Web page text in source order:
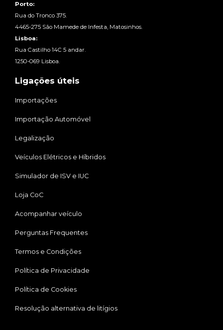
Porto:
Rua do Tronco 375.
4465-275 São Mamede de Infesta, Matosinhos.
Lisboa:
Rua Castilho 14C 5 andar.
1250-069 Lisboa.
Ligações úteis
Importações
Importação Automóvel
Legalização
Veículos Elétricos e Híbridos
Simulador de ISV e IUC
Loja CoC
Acompanhar veículo
Perguntas Frequentes
Termos e Condições
Política de Privacidade
Política de Cookies
Resolução alternativa de litígios